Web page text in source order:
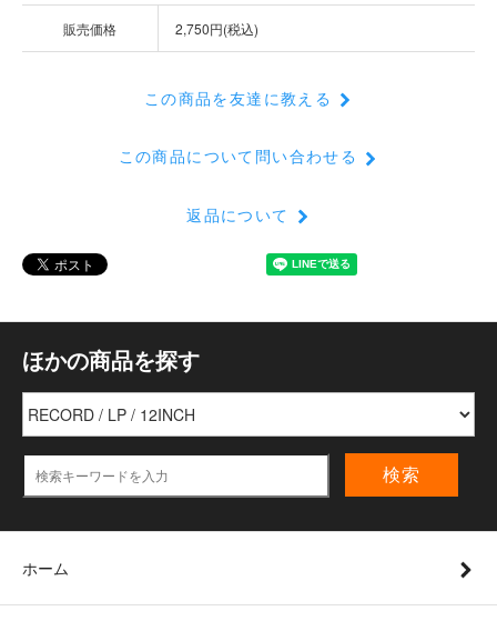
販売価格 2,750円(税込)
この商品を友達に教える
この商品について問い合わせる
返品について
ほかの商品を探す
検索
ホーム